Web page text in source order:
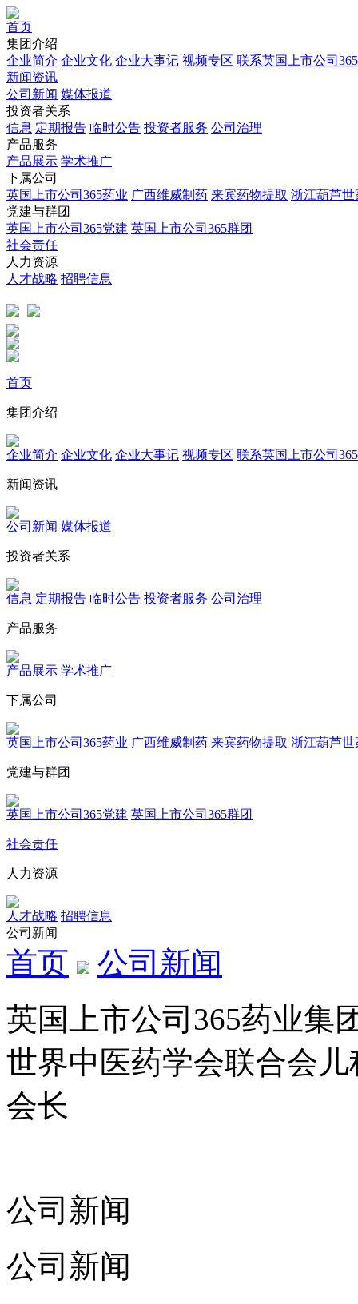
首页
集团介绍
企业简介 企业文化 企业⼤事记 视频专区 联系英国上市公司365
新闻资讯
公司新闻 媒体报道
投资者关系
信息 定期报告 临时公告 投资者服务 公司治理
产品服务
产品展示 学术推广
下属公司
英国上市公司365药业 广西维威制药 来宾药物提取 浙江葫芦世
党建与群团
英国上市公司365党建 英国上市公司365群团
社会责任
人力资源
人才战略 招聘信息
首页
集团介绍
企业简介 企业文化 企业⼤事记 视频专区 联系英国上市公司365
新闻资讯
公司新闻 媒体报道
投资者关系
信息 定期报告 临时公告 投资者服务 公司治理
产品服务
产品展示 学术推广
下属公司
英国上市公司365药业 广西维威制药 来宾药物提取 浙江葫芦世
党建与群团
英国上市公司365党建 英国上市公司365群团
社会责任
人力资源
人才战略 招聘信息
公司新闻
首页
公司新闻
英国上市公司365药业集
世界中医药学会联合会
会长
公司新闻
公司新闻